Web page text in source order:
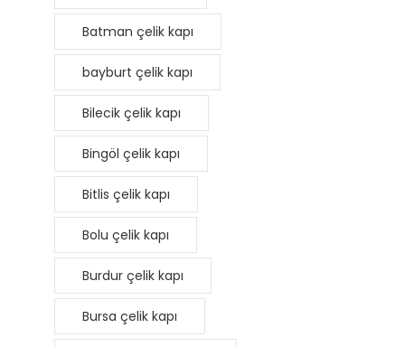
Batman çelik kapı
bayburt çelik kapı
Bilecik çelik kapı
Bingöl çelik kapı
Bitlis çelik kapı
Bolu çelik kapı
Burdur çelik kapı
Bursa çelik kapı